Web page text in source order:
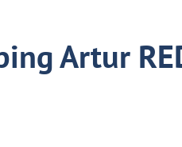
Artur